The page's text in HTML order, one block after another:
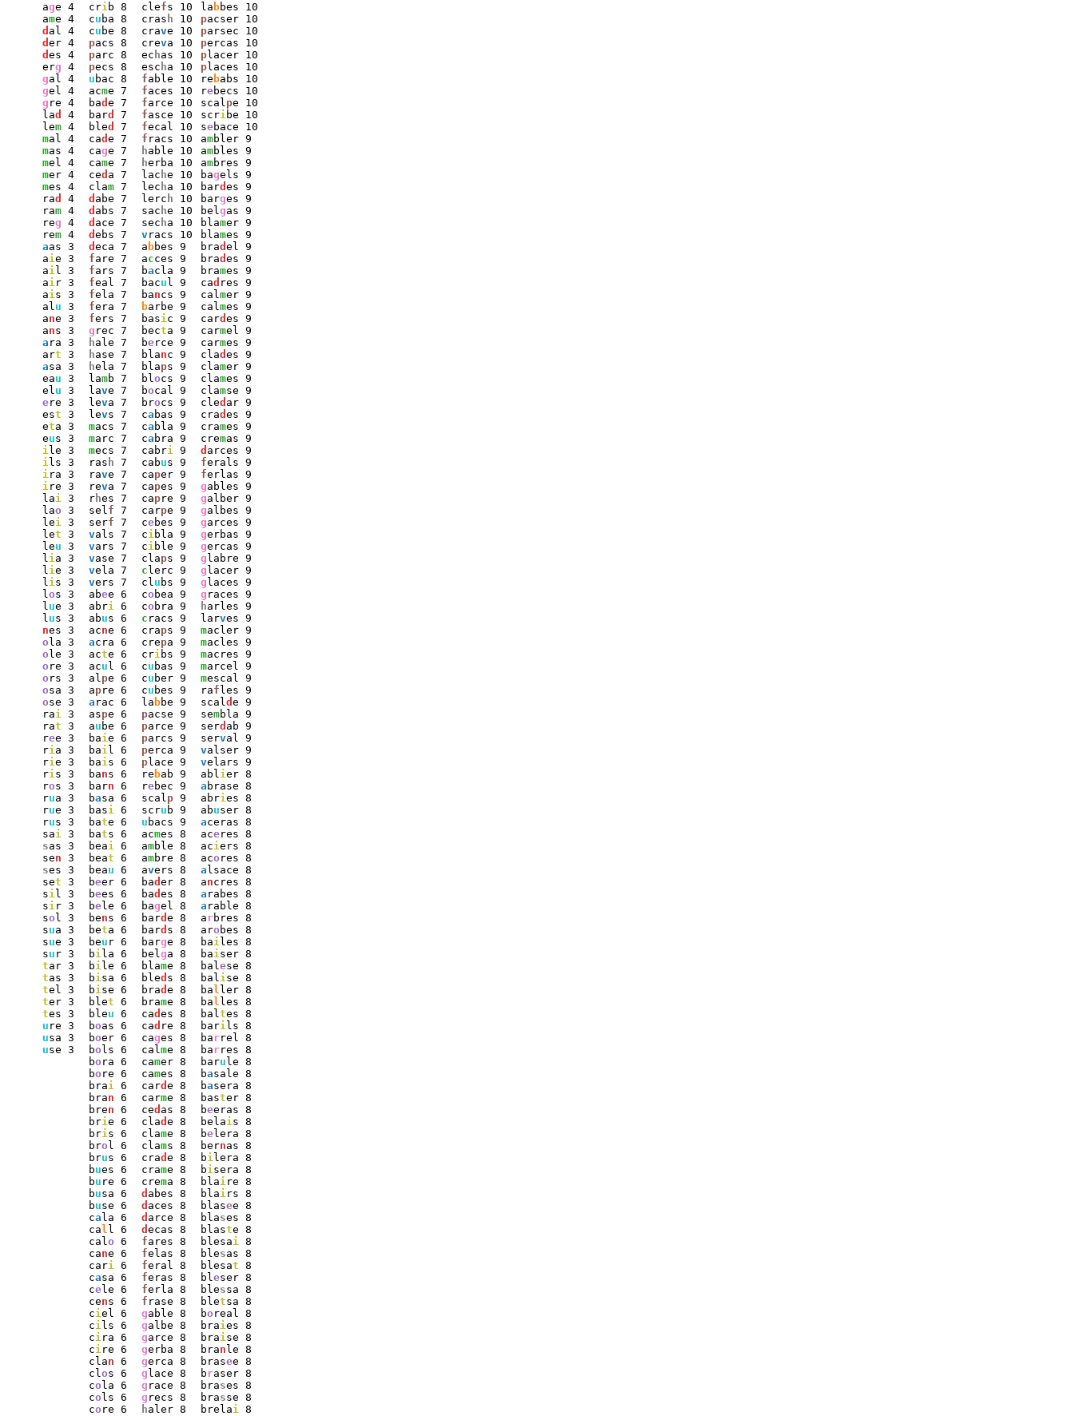
age 4
ame 4
d al 4
d er 4
d es 4
erg 4
gal 4
gel 4
g re 4
lad
4
lem 4
mal 4
mas 4
mel 4
mer 4
mes 4
rad
4
ram 4
reg 4
rem 4
aas 3
aie 3
ail 3
air 3
ais 3
alu 3
ane 3
ans 3
a ra 3
art 3
asa 3
eau 3
elu 3
ere 3
est 3
eta 3
eus 3
ile 3
ils 3
ira 3
ire 3
lai 3
lao 3
lei 3
let 3
leu 3
lia 3
lie 3
lis 3
los 3
lue 3
lus 3
nes 3
ola 3
ole 3
ore 3
ors 3
osa 3
ose 3
rai 3
rat 3
ree 3
ria 3
rie 3
ris 3
ros 3
rua 3
rue 3
rus 3
sai 3
sas 3
sen 3
ses 3
set 3
sil 3
sir 3
sol 3
sua 3
sue 3
su r 3
tar 3
tas 3
tel 3
ter 3
tes 3
u re 3
usa 3
use 3
crib 8
cu ba 8
cu be 8
pacs 8
parc 8
pecs 8
u bac 8
acme 7
bad e 7
bard
7
bled
7
cad e 7
cage 7
came 7
ced a 7
clam 7
d abe 7
d abs 7
d ace 7
d ebs 7
d eca 7
fare 7
fars 7
feal 7
fela 7
fera 7
fers 7
g rec 7
hale 7
hase 7
hela 7
lamb 7
lave 7
leva 7
levs 7
macs 7
marc 7
mecs 7
ras h 7
rave 7
reva 7
r hes 7
self 7
serf 7
vals 7
vars 7
vase 7
vela 7
vers 7
abee 6
abri 6
abus 6
acne 6
acra 6
acte 6
acu l 6
alpe 6
apre 6
a rac 6
aspe 6
au be 6
baie 6
bail 6
bais 6
bans 6
barn 6
basa 6
basi 6
bate 6
bats 6
beai 6
beat 6
beau 6
beer 6
bees 6
bele 6
bens 6
beta 6
beu r 6
bila 6
bile 6
bisa 6
bise 6
blet 6
bleu 6
boas 6
boer 6
bols 6
bora 6
bore 6
brai 6
bran 6
bren 6
brie 6
bris 6
brol 6
brus 6
bues 6
bu re 6
busa 6
buse 6
ca la 6
ca l l 6
calo 6
cane 6
cari 6
casa 6
cele 6
cens 6
ciel 6
cils 6
cira 6
cire 6
clan 6
clos 6
cola 6
cols 6
core 6
clefs 10
cras h 10
crave 10
creva 10
ec has 10
esc ha 10
fable 10
faces 10
farce 10
fasce 10
fecal 10
f racs 10
hable 10
herba 10
lac he 10
lec ha 10
lerc h 10
sac he 10
sec ha 10
vracs 10
a bbes 9
acces 9
bacla 9
bacu l 9
bancs 9
barbe 9
basic 9
becta 9
berce 9
blanc 9
blaps 9
blocs 9
bocal 9
brocs 9
ca bas 9
ca bla 9
ca bra 9
cabri 9
cabus 9
caper 9
capes 9
capre 9
carpe 9
cebes 9
cibla 9
cible 9
claps 9
c lerc 9
clu bs 9
cobea 9
cobra 9
c racs 9
craps 9
crepa 9
cribs 9
cu bas 9
cu ber 9
cu bes 9
la bbe 9
pacse 9
parce 9
parcs 9
perca 9
place 9
re bab 9
rebec 9
scalp 9
scru b 9
u bacs 9
acmes 8
amble 8
ambre 8
avers 8
bad er 8
bad es 8
bagel 8
bard e 8
bard s 8
barge 8
belga 8
blame 8
bled s 8
brad e 8
brame 8
cad es 8
cad re 8
cages 8
calme 8
camer 8
cames 8
card e 8
carme 8
ced as 8
clad e 8
clame 8
clams 8
crad e 8
crame 8
crema 8
d abes 8
d aces 8
d arce 8
d ecas 8
fares 8
felas 8
feral 8
feras 8
ferla 8
f rase 8
gable 8
galbe 8
garce 8
gerba 8
gerca 8
g lace 8
g race 8
g recs 8
haler 8
la bbes 10
pacser 10
parsec 10
percas 10
placer 10
places 10
re babs 10
rebecs 10
scalpe 10
scribe 10
sebace 10
ambler 9
ambles 9
ambres 9
bagels 9
bard es 9
barges 9
belgas 9
blamer 9
blames 9
brad el 9
brad es 9
brames 9
cad res 9
calmer 9
calmes 9
card es 9
carmel 9
carmes 9
clad es 9
clamer 9
clames 9
clamse 9
cled ar 9
crad es 9
crames 9
cremas 9
d arces 9
ferals 9
ferlas 9
gables 9
galber 9
galbes 9
garces 9
gerbas 9
gercas 9
g labre 9
g lacer 9
g laces 9
g races 9
harles 9
larves 9
macler 9
macles 9
macres 9
marcel 9
mescal 9
raf les 9
scald e 9
sembla 9
serd ab 9
serval 9
valser 9
velars 9
ablier 8
a brase 8
abries 8
abuser 8
aceras 8
aceres 8
aciers 8
acores 8
a lsace 8
ancres 8
a rabes 8
a rable 8
a rbres 8
arobes 8
bailes 8
baiser 8
balese 8
balise 8
ba l ler 8
ba l les 8
baltes 8
barils 8
ba rrel 8
ba rres 8
baru le 8
basale 8
basera 8
baster 8
beeras 8
belais 8
belera 8
bernas 8
bilera 8
bisera 8
blaire 8
blairs 8
blasee 8
blases 8
blaste 8
blesai 8
blesas 8
blesat 8
bleser 8
blessa 8
bletsa 8
boreal 8
braies 8
braise 8
bran le 8
brasee 8
b raser 8
brases 8
brasse 8
brelai 8